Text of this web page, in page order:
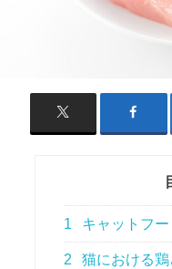
1 キャットフ
2 猫における